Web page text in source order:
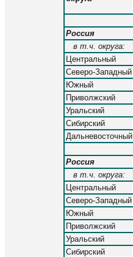
Россия
в т.ч. округа:
Центральный
Северо-Западный
Южный
Приволжский
Уральский
Сибирский
Дальневосточный
Россия
в т.ч. округа:
Центральный
Северо-Западный
Южный
Приволжский
Уральский
Сибирский